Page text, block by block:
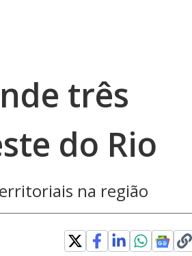
três
do Rio
na região